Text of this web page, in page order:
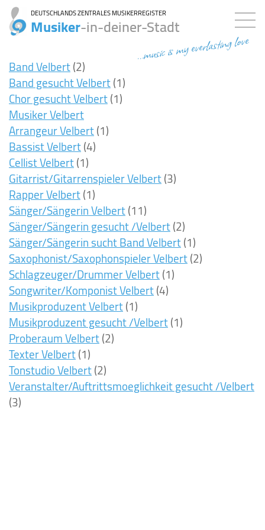
DEUTSCHLANDS ZENTRALES MUSIKERREGISTER
Musiker-in-deiner-Stadt
...music is my everlasting love
Band Velbert(2)
Band gesucht Velbert(1)
Chor gesucht Velbert(1)
Musiker Velbert
Arrangeur Velbert(1)
Bassist Velbert(4)
Cellist Velbert(1)
Gitarrist/Gitarrenspieler Velbert(3)
Rapper Velbert(1)
Sänger/Sängerin Velbert(11)
Sänger/Sängerin gesucht /Velbert(2)
Sänger/Sängerin sucht Band Velbert(1)
Saxophonist/Saxophonspieler Velbert(2)
Schlagzeuger/Drummer Velbert(1)
Songwriter/Komponist Velbert(4)
Musikproduzent Velbert(1)
Musikproduzent gesucht /Velbert(1)
Proberaum Velbert(2)
Texter Velbert(1)
Tonstudio Velbert(2)
Veranstalter/Auftrittsmoeglichkeit gesucht /Velbert
(3)